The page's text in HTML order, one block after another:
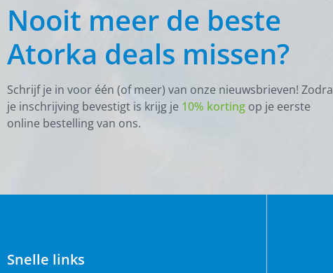
Nooit meer de beste
Atorka deals missen?
Schrijf je in voor één (of meer) van onze nieuwsbrieven! Zodra
je inschrijving bevestigt is krijg je 10% korting op je eerste
online bestelling van ons.
Snelle links